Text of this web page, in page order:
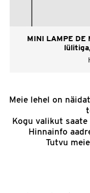
MINI LAMPE DE
Meie lehel on
Kogu valikut saate
Hinnainfo
Tutvu meie